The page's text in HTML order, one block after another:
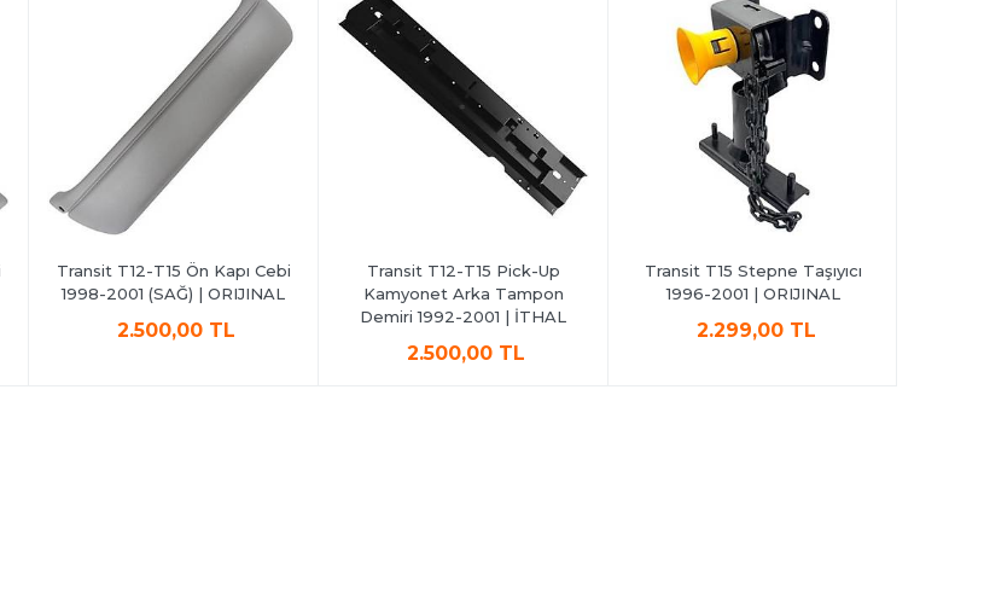
Transit T12-T15 Ön Kapı Cebi
1998-2001 (SAĞ) | ORIJINAL
2.500,00 TL
Transit T12-T15 Pick-Up
Kamyonet Arka Tampon
Demiri 1992-2001 | İTHAL
2.500,00 TL
Transit T15 Stepne Taşıyıcı
1996-2001 | ORIJINAL
2.299,00 TL